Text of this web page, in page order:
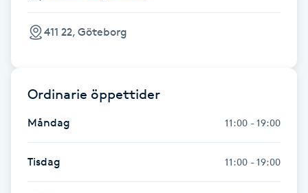
Fransk manikyr
Frekvensterapi
Friskvård
Friskvårdsmassage
411 22, Göteborg
Ordinarie öppettider
Måndag 11:00 - 19:00
Tisdag 11:00 - 19:00